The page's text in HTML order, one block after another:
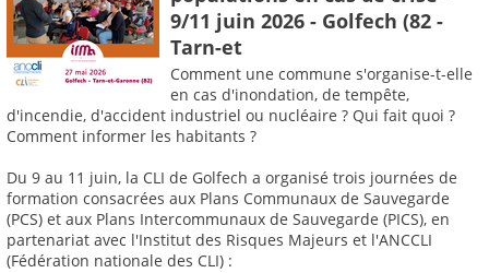
9/11 juin 2026 - Golfech (82 -
Tarn-et
Comment une commune s'organise-t-elle
en cas d'inondation, de tempête,
d'incendie, d'accident industriel ou nucléaire ? Qui fait quoi ?
Comment informer les habitants ?
Du 9 au 11 juin, la CLI de Golfech a organisé trois journées de
formation consacrées aux Plans Communaux de Sauvegarde
(PCS) et aux Plans Intercommunaux de Sauvegarde (PICS), en
partenariat avec l'Institut des Risques Majeurs et l'ANCCLI
(Fédération nationale des CLI) :